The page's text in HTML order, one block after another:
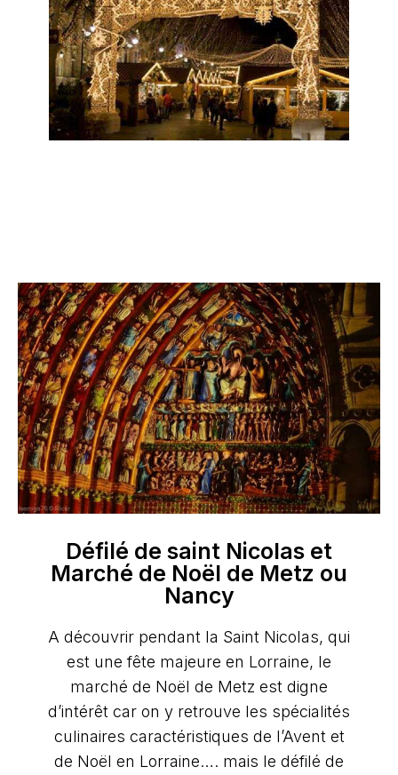
Défilé de saint Nicolas et
Marché de Noël de Metz ou
Nancy
A découvrir pendant la Saint Nicolas, qui
est une fête majeure en Lorraine, le
marché de Noël de Metz est digne
d’intérêt car on y retrouve les spécialités
culinaires caractéristiques de l’Avent et
de Noël en Lorraine…. mais le défilé de